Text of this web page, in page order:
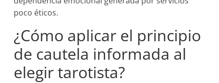
poco éticos.
¿Cómo aplicar el principio
de cautela informada al
elegir tarotista?